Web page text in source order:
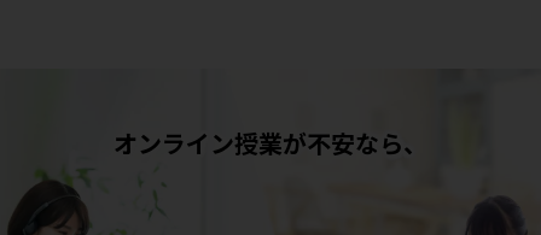
オンライン授業が不安なら、